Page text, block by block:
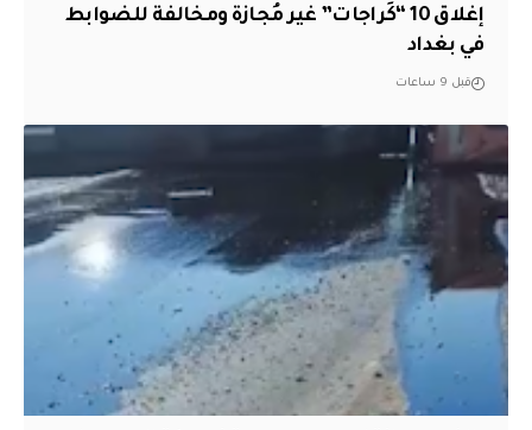
إغلاق 10 “كَراجات” غير مُجازة ومخالفة للضوابط
في بغداد
قبل 9 ساعات